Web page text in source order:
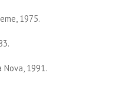
1975.
Nova, 1991.